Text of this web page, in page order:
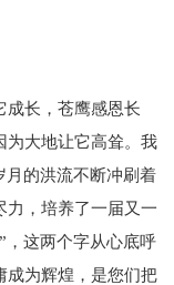
成长，苍鹰感恩长
为大地让它高耸。我
月的洪流不断冲刷着
力，培养了一届又一
，这两个字从心底呼
成为辉煌，是您们把